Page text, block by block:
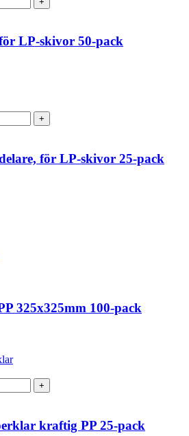
LP-skivor 50-pack
för LP-skivor 25-pack
325x325mm 100-pack
kraftig PP 25-pack